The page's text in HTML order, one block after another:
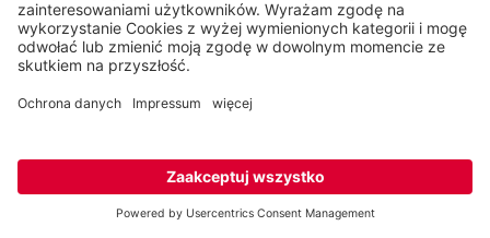
Dims colors and stops blinking